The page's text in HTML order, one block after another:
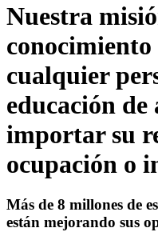
Nuestra
cualquier
educación
importar su
ocupación o
Más de 8 millones de
están mejorando sus